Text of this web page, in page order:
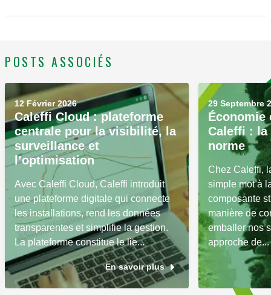
POSTS ASSOCIÉS
12 Février 2026
Caleffi Cloud : plateforme
centrale pour la visibilité, la
surveillance et
l’optimisation
Avec Caleffi Cloud, Caleffi introduit
une plateforme digitale qui connecte
les installations, rend les données
transparentes et simplifie la gestion.
La plateforme constitue le lie...
En savoir plus
29 Septembre
Économie
Caleffi :
norme
Chez Caleffi,
simple mot à
composante
manière de
emballer nos
approche de...